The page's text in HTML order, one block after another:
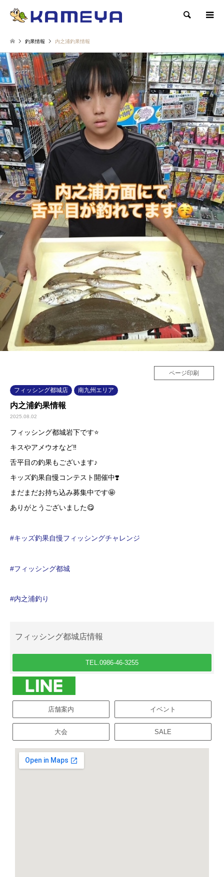
検索
釣果情報 内之浦釣果情報
ページ印刷
フィッシング都城店 南九州エリア
内之浦釣果情報
2025.08.02
フィッシング都城岩下です⭐️
キスやアメウオなど‼️
舌平目の釣果もございます♪
キッズ釣果自慢コンテスト開催中❣️
まだまだお持ち込み募集中です🤩
ありがとうございました😋
#キッズ釣果自慢フィッシングチャレンジ
#フィッシング都城
#内之浦釣り
フィッシング都城店情報
TEL.0986-46-3255
店舗案内 イベント
大会 SALE